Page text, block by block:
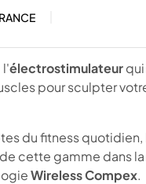
l'électrostimulateur
pour sculpter
du fitness quotidien,
cette gamme dans la
Wireless Compex.